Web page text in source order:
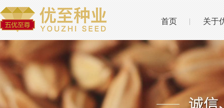
首页 关于